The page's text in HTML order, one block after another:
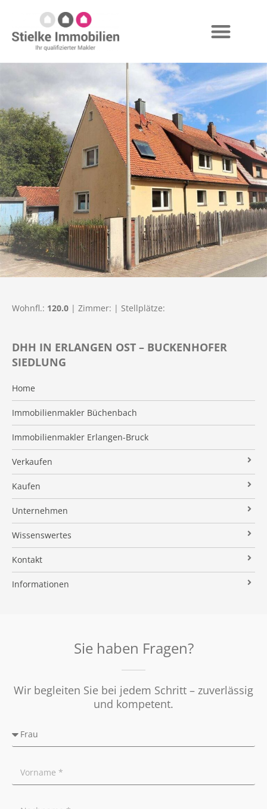
DHH IN ERLANGEN OST – BUCKENHOFER
SIEDLUNG
Home
Immobilienmakler Büchenbach
Immobilienmakler Erlangen-Bruck
Verkaufen
Verkaufsanfrage
Referenzobjekte
Makleralleinauftrag
Wertermittlung
Verkaufsvorbereitung
Vermarktung
Tipps für Privatverkäufer
Kaufen
Immobilienangebote
Finanzierung
Suchauftrag
Unternehmen
Über uns
Kundenstimmen
Stielke-Facts
Kooperationspartner
Wissenswertes
Immobilien News
Immobilien ABC
Kontakt
Impressum
Informationen
Wohnfl.: 120.0 | Zimmer: | Stellplätze:
Sie haben Fragen?
Wir begleiten Sie bei jedem Schritt – zuverlässig
und kompetent.